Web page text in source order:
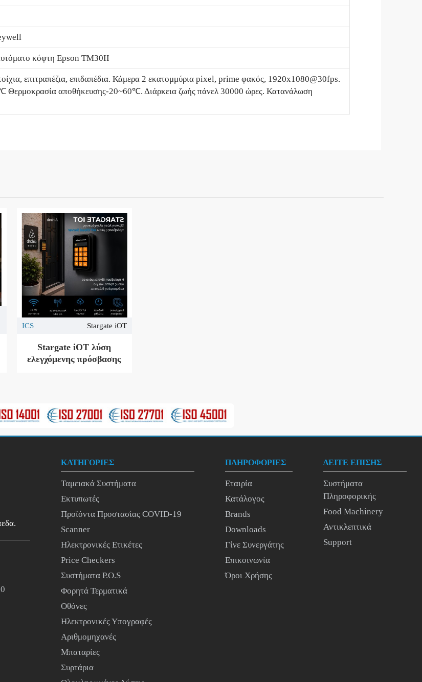
κόφτη Epson TM30II
επιτραπέζια, επιδαπέδια. Κάμερα 2 εκατομμύρια pixel, prime φακός, 1920x1080@30fps.
Θερμοκρασία αποθήκευσης-20~60℃. Διάρκεια ζωής πάνελ 30000 ώρες. Κατανάλωση
ICS Stargate iOT
Stargate iOT λύση
ελεγχόμενης πρόσβασης
ΚΑΤΗΓΟΡΙΕΣ
Ταμειακά Συστήματα
Εκτυπωτές
Προϊόντα Προστασίας COVID-19
Scanner
Ηλεκτρονικές Ετικέτες
Price Checkers
Συστήματα P.O.S
Φορητά Τερματικά
Οθόνες
Ηλεκτρονικές Υπογραφές
Αριθμομηχανές
Μπαταρίες
Συρτάρια
ΠΛΗΡΟΦΟΡΙΕΣ
Εταιρία
Κατάλογος
Brands
Downloads
Γίνε Συνεργάτης
Επικοινωνία
Όροι Χρήσης
ΔΕΙΤΕ ΕΠΙΣΗΣ
Συστήματα
Πληροφορικής
Food Machinery
Αντικλεπτικά
Support